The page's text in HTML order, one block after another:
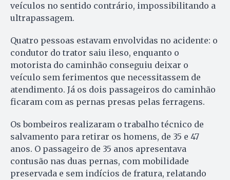
veículos no sentido contrário, impossibilitando a
ultrapassagem.
Quatro pessoas estavam envolvidas no acidente: o
condutor do trator saiu ileso, enquanto o
motorista do caminhão conseguiu deixar o
veículo sem ferimentos que necessitassem de
atendimento. Já os dois passageiros do caminhão
ficaram com as pernas presas pelas ferragens.
Os bombeiros realizaram o trabalho técnico de
salvamento para retirar os homens, de 35 e 47
anos. O passageiro de 35 anos apresentava
contusão nas duas pernas, com mobilidade
preservada e sem indícios de fratura, relatando